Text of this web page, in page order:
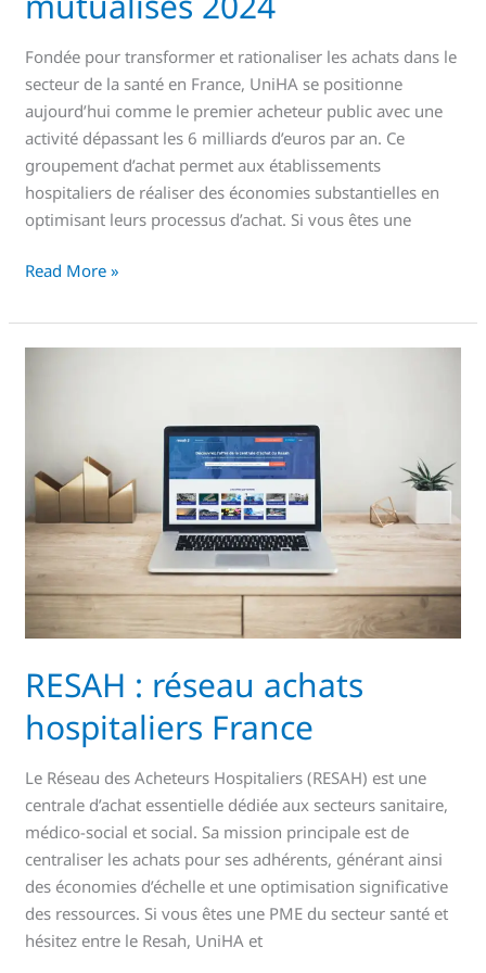
Fondée pour transformer et rationaliser les achats dans le
secteur de la santé en France, UniHA se positionne
aujourd’hui comme le premier acheteur public avec une
activité dépassant les 6 milliards d’euros par an. Ce
groupement d’achat permet aux établissements
hospitaliers de réaliser des économies substantielles en
optimisant leurs processus d’achat. Si vous êtes une
Read More »
RESAH : réseau achats
hospitaliers France
Le Réseau des Acheteurs Hospitaliers (RESAH) est une
centrale d’achat essentielle dédiée aux secteurs sanitaire,
médico-social et social. Sa mission principale est de
centraliser les achats pour ses adhérents, générant ainsi
des économies d’échelle et une optimisation significative
des ressources. Si vous êtes une PME du secteur santé et
hésitez entre le Resah, UniHA et
hospitaliers
France